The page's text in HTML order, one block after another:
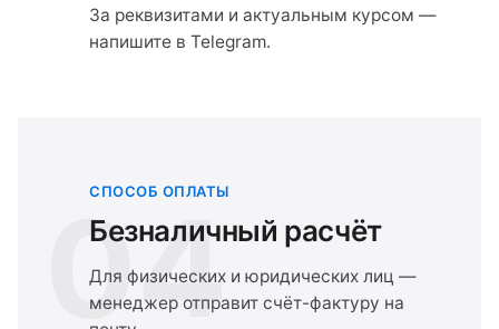
За реквизитами и актуальным курсом —
напишите в Telegram.
04
СПОСОБ ОПЛАТЫ
Безналичный расчёт
Для физических и юридических лиц —
менеджер отправит счёт-фактуру на